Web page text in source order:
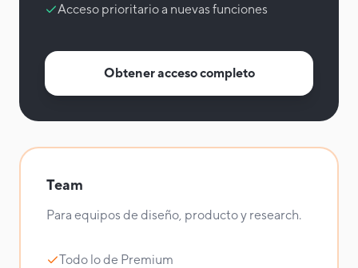
Acceso prioritario a nuevas funciones
Obtener acceso completo
Team
Para equipos de diseño, producto y research.
Todo lo de Premium